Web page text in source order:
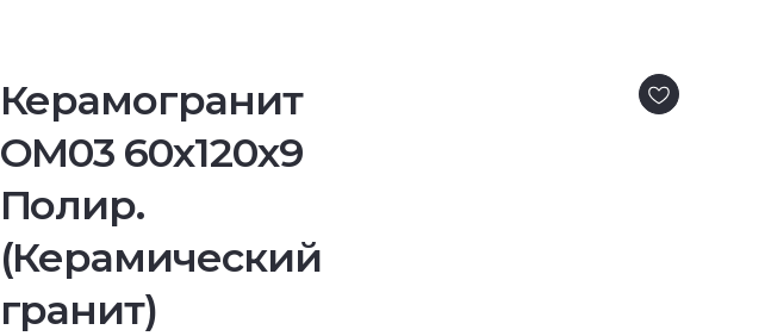
Керамогранит
OM03 60x120х9
Полир.
(Керамический
гранит)